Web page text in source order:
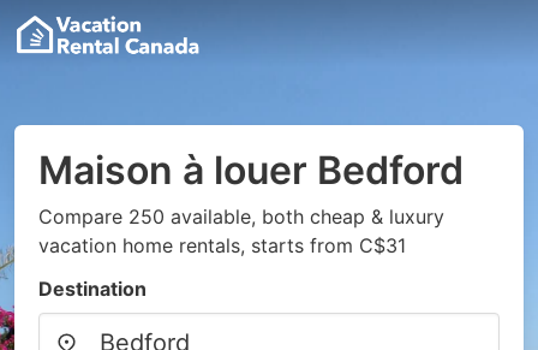
Maison à louer Bedford
Compare 250 available, both cheap & luxury
vacation home rentals, starts from C$31
Destination